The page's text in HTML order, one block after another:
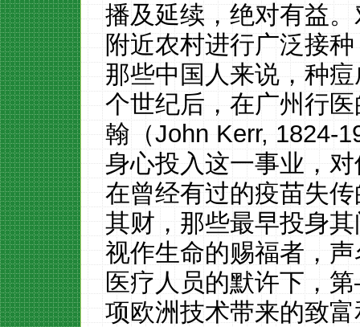
播及延续，绝对有益
附近农村进行广泛接
那些中国人来说，种
个世纪后，在广州行
翰（John Kerr, 1824-
身心投入这一事业，
在曾经有过的疫苗失
其财，那些最早投身
视作生命的赐福者，
医疗人员的默许下，
项欧洲技术带来的致